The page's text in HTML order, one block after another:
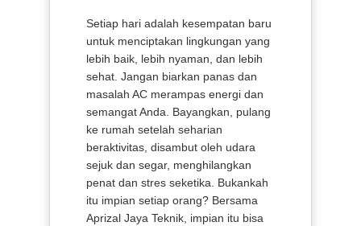
Setiap hari adalah kesempatan baru
untuk menciptakan lingkungan yang
lebih baik, lebih nyaman, dan lebih
sehat. Jangan biarkan panas dan
masalah AC merampas energi dan
semangat Anda. Bayangkan, pulang
ke rumah setelah seharian
beraktivitas, disambut oleh udara
sejuk dan segar, menghilangkan
penat dan stres seketika. Bukankah
itu impian setiap orang? Bersama
Aprizal Jaya Teknik, impian itu bisa